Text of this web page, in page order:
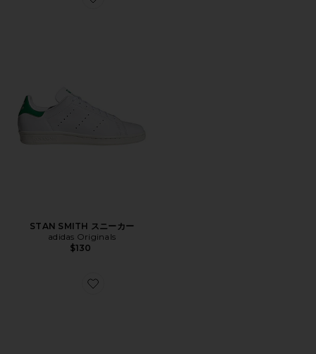
Favorite STAN SMITH スニーカー
STAN SMITH スニーカー
adidas Originals
$130
Favorite MEGA LOW スニーカー